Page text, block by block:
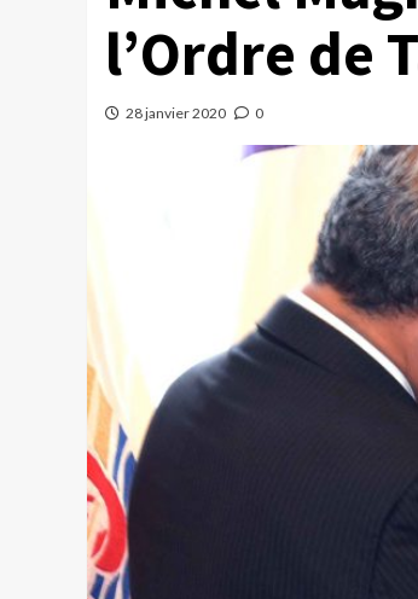
l’Ordre de
28 janvier 2020 0